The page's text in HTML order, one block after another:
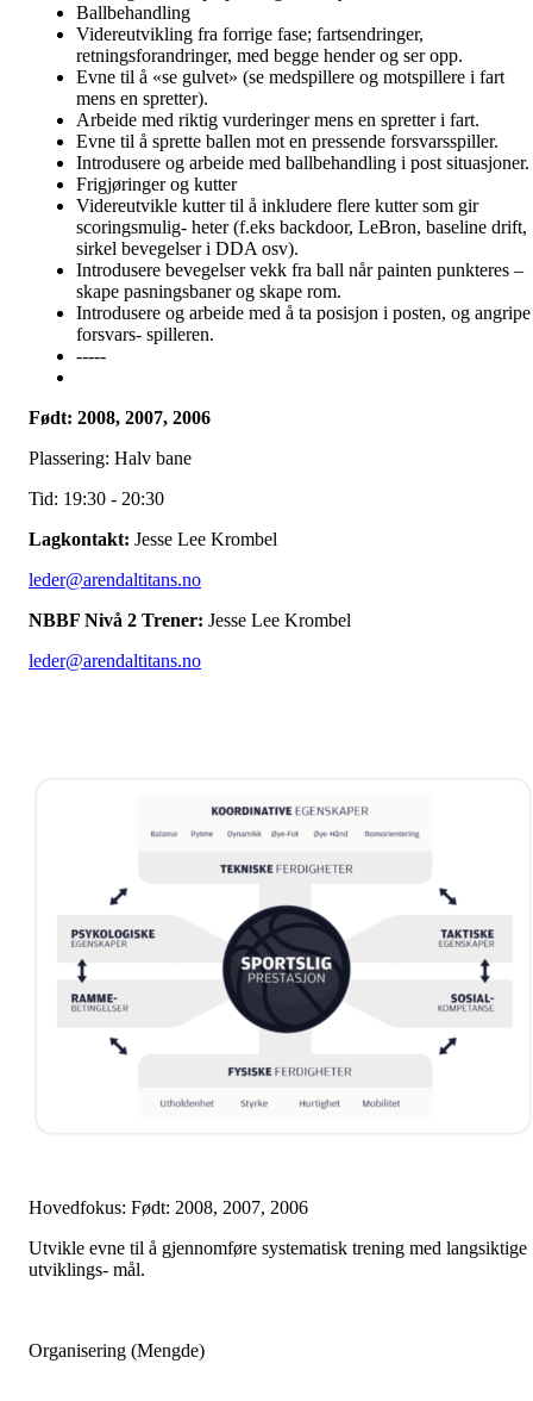
Ballbehandling
Videreutvikling fra forrige fase; fartsendringer,
retningsforandringer, med begge hender og ser opp.
Evne til å «se gulvet» (se medspillere og motspillere i fart
mens en spretter).
Arbeide med riktig vurderinger mens en spretter i fart.
Evne til å sprette ballen mot en pressende forsvarsspiller.
Introdusere og arbeide med ballbehandling i post situasjoner.
Frigjøringer og kutter
Videreutvikle kutter til å inkludere flere kutter som gir
scoringsmulig- heter (f.eks backdoor, LeBron, baseline drift,
sirkel bevegelser i DDA osv).
Introdusere bevegelser vekk fra ball når painten punkteres –
skape pasningsbaner og skape rom.
Introdusere og arbeide med å ta posisjon i posten, og angripe
forsvars- spilleren.
-----
Født: 2008, 2007, 2006
Plassering: Halv bane
Tid: 19:30 - 20:30
Lagkontakt: Jesse Lee Krombel
leder@arendaltitans.no
NBBF Nivå 2 Trener: Jesse Lee Krombel
leder@arendaltitans.no
Hovedfokus: Født: 2008, 2007, 2006
Utvikle evne til å gjennomføre systematisk trening med langsiktige
utviklings- mål.
Organisering (Mengde)